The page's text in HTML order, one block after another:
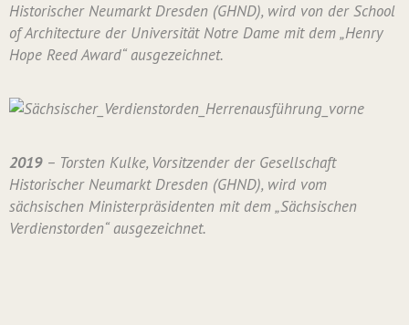
Historischer Neumarkt Dresden (GHND), wird von der School
of Architecture der Universität Notre Dame mit dem „Henry
Hope Reed Award“ ausgezeichnet.
2019– Torsten Kulke, Vorsitzender der Gesellschaft
Historischer Neumarkt Dresden (GHND), wird vom
sächsischen Ministerpräsidenten mit dem „Sächsischen
Verdienstorden“ ausgezeichnet.